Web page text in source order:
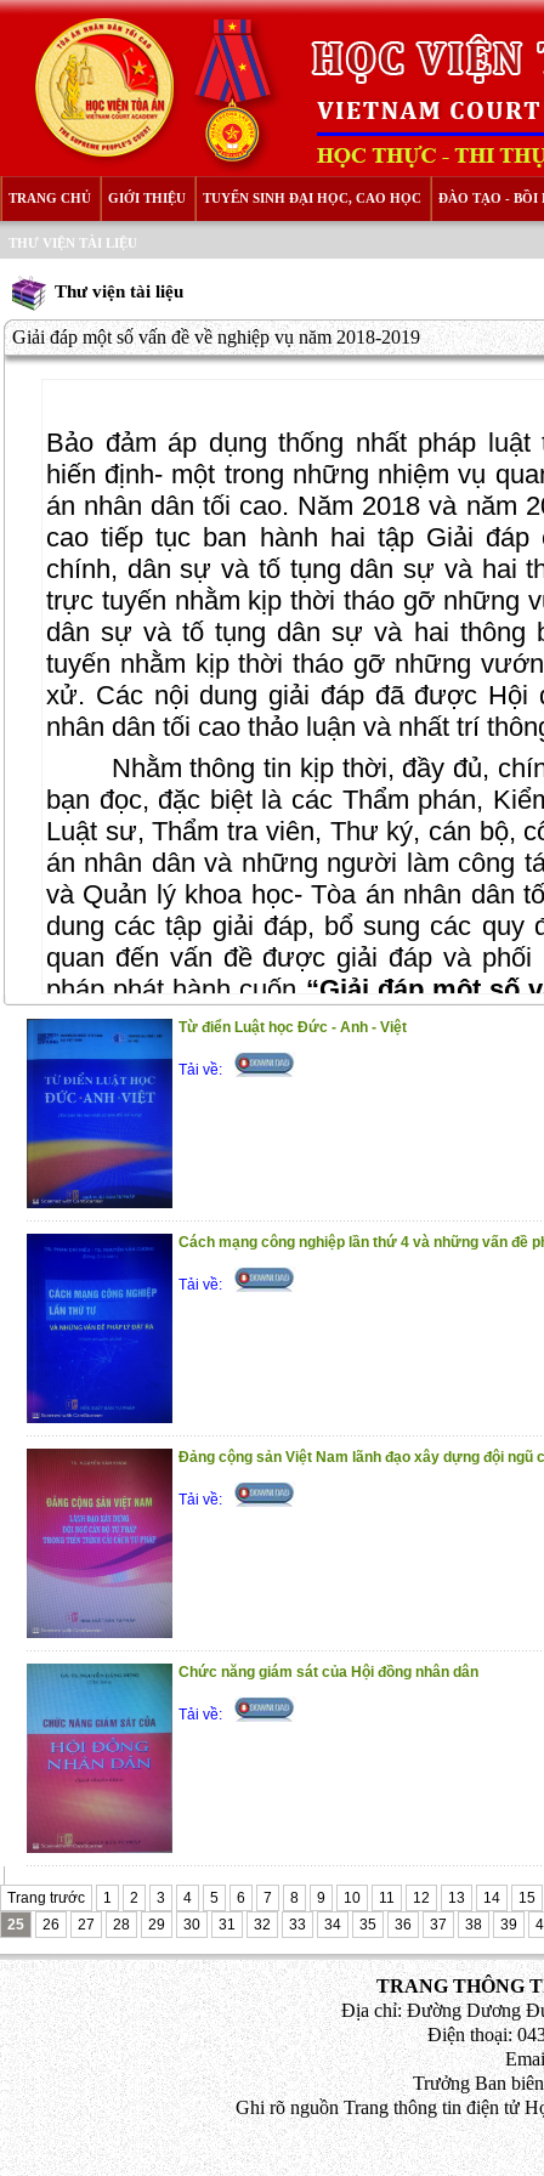
TRANG CHỦ GIỚI THIỆU TUYỂN SINH ĐẠI HỌC, CAO HỌC ĐÀO TẠO - BỒI
THƯ VIỆN TÀI LIỆU
Thư viện tài liệu
Giải đáp một số vấn đề về nghiệp vụ năm 2018-2019
Bảo đảm áp dụng thống nhất pháp
hiến định- một trong những nhiệm vụ
án nhân dân tối cao. Năm 2018 và năm
cao tiếp tục ban hành hai tập Giải
chính, dân sự và tố tụng dân sự và hai
trực tuyến nhằm kịp thời tháo gỡ những
dân sự và tố tụng dân sự và hai thông
tuyến nhằm kịp thời tháo gỡ những
xử. Các nội dung giải đáp đã được Hội
nhân dân tối cao thảo luận và nhất trí
Nhằm thông tin kịp thời, đầy đủ,
bạn đọc, đặc biệt là các Thẩm phán,
Luật sư, Thẩm tra viên, Thư ký, cán bộ,
án nhân dân và những người làm công
và Quản lý khoa học- Tòa án nhân dân
dung các tập giải đáp, bổ sung các quy
quan đến vấn đề được giải đáp và
pháp phát hành cuốn “Giải đáp một số
2018-2019”.
Trân trọng giới thiệu cùng bạn đọc!
Từ điển Luật học Đức - Anh - Việt
Tải về:
Cách mạng công nghiệp lần thứ 4 và những vấn đề
Tải về:
Đảng cộng sản Việt Nam lãnh đạo xây dựng đội ngũ
Tải về:
Chức năng giám sát của Hội đồng nhân dân
Tải về:
Trang trước 1 2 3 4 5 6 7 8 9 10 11 12 13 14
15
25
26 27 28 29 30 31 32 33 34 35 36 37 38 39
TRANG THÔNG
Địa chỉ: Đường Dương
Điện thoại:
Trưởng Ban
Ghi rõ nguồn Trang thông tin điện tử